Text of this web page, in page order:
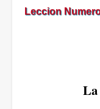
Leccion